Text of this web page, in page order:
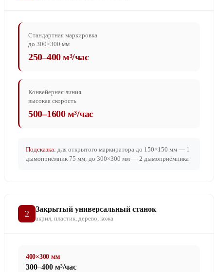
Стандартная маркировка
до 300×300 мм
250–400 м³/час
Конвейерная линия
высокая скорость
500–1600 м³/час
Подсказка: для открытого маркиратора до 150×150 мм — 1
дымоприёмник 75 мм; до 300×300 мм — 2 дымоприёмника
2 Закрытый универсальный станок
акрил, пластик, дерево, кожа
400×300 мм
300–400 м³/час